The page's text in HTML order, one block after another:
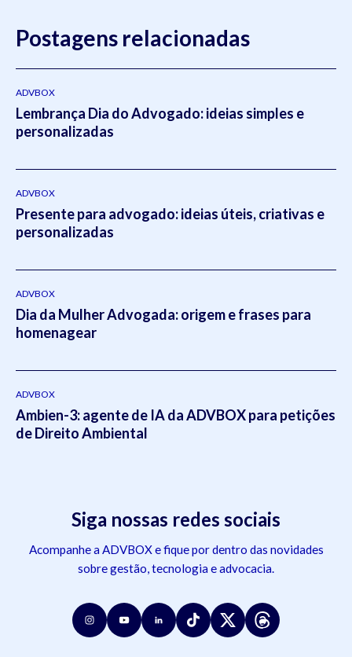
Postagens relacionadas
ADVBOX
Lembrança Dia do Advogado: ideias simples e
personalizadas
ADVBOX
Presente para advogado: ideias úteis, criativas e
personalizadas
ADVBOX
Dia da Mulher Advogada: origem e frases para
homenagear
ADVBOX
Ambien-3: agente de IA da ADVBOX para petições
de Direito Ambiental
Siga nossas redes sociais
Acompanhe a ADVBOX e fique por dentro das novidades
sobre gestão, tecnologia e advocacia.